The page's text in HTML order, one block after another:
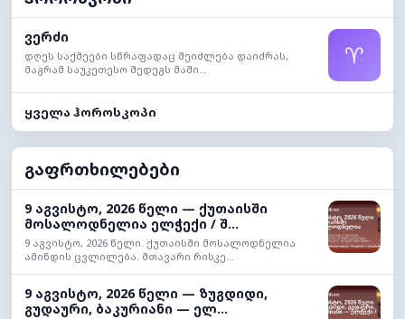
ვერძი
დღეს საქმეები სწრაფადაც შეიძლება დაიძრას,
მაგრამ საუკეთესო შედეგს მაში...
♈
ყველა ჰოროსკოპი
გაფრთხილებები
9 აგვისტო, 2026 წელი — ქუთაისში
მოსალოდნელია ელჭექი / შ...
9 აგვისტო, 2026 წელი. ქუთაისში მოსალოდნელია
ამინდის ცვლილება. მთავარი რისკე...
9 აგვისტო, 2026 წელი — ზუგდიდი,
გუდაური, ბაკურიანი — ელ...